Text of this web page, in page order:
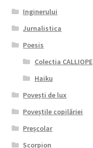
Inginerului
Jurnalistica
Poesis
Colectia CALLIOPE
Haiku
Povești de lux
Poveștile copilăriei
Preșcolar
Scorpion